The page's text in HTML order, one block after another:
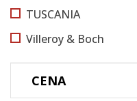
TUSCANIA
Villeroy & Boch
CENA